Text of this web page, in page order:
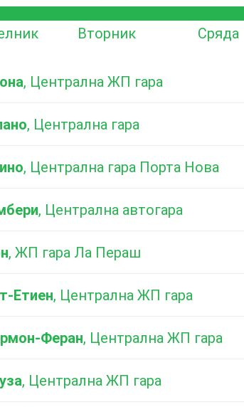
Вторник Сряда
, Централна ЖП гара
, Централна гара
, Централна гара Порта Нова
, Централна автогара
, ЖП гара Ла Пераш
Етиен, Централна ЖП гара
Феран, Централна ЖП гара
, Централна ЖП гара